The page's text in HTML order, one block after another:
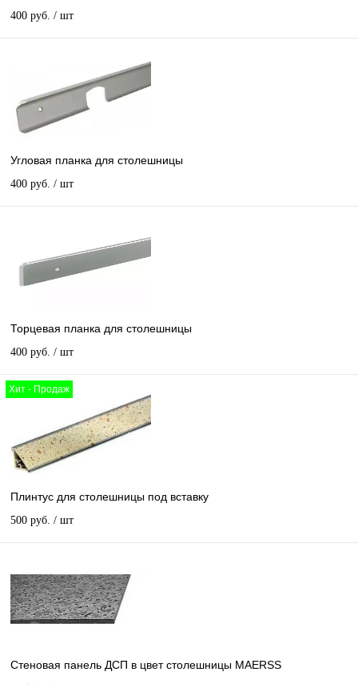
400 руб. / шт
Угловая планка для столешницы
400 руб. / шт
Торцевая планка для столешницы
400 руб. / шт
Хит - Продаж
Плинтус для столешницы под вставку
500 руб. / шт
Стеновая панель ДСП в цвет столешницы MAERSS